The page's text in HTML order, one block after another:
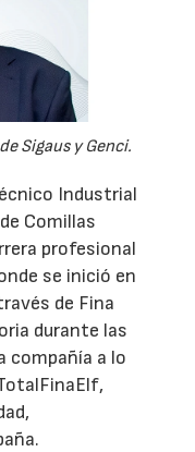
Sigaus y Genci.
Industrial
Comillas
profesional
se inició en
de Fina
durante las
compañía a lo